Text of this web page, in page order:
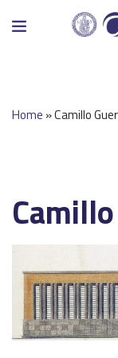
Home »Camillo